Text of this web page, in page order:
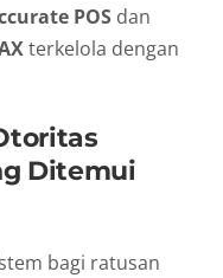
POS dan
terkelola dengan
Ditemui
bagi ratusan